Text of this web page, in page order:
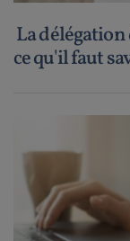
La
ce qu'il faut